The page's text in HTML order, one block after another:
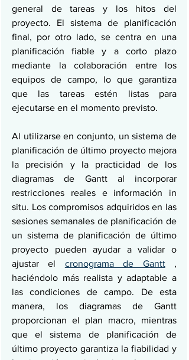
general de tareas y los hitos del
proyecto. El sistema de planificación
final, por otro lado, se centra en una
planificación fiable y a corto plazo
mediante la colaboración entre los
equipos de campo, lo que garantiza
que las tareas estén listas para
ejecutarse en el momento previsto.
Al utilizarse en conjunto, un sistema de
planificación de último proyecto mejora
la precisión y la practicidad de los
diagramas de Gantt al incorporar
restricciones reales e información in
situ. Los compromisos adquiridos en las
sesiones semanales de planificación de
un sistema de planificación de último
proyecto pueden ayudar a validar o
ajustar el cronograma de Gantt ,
haciéndolo más realista y adaptable a
las condiciones de campo. De esta
manera, los diagramas de Gantt
proporcionan el plan macro, mientras
que el sistema de planificación de
último proyecto garantiza la fiabilidad y